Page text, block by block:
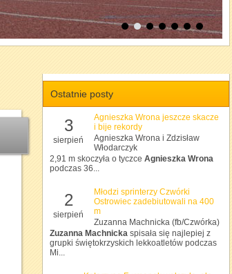
Ostatnie posty
3
sierpień
Agnieszka Wrona jeszcze skacze
i bije rekordy
Agnieszka Wrona i Zdzisław
Włodarczyk
2,91 m skoczyła o tyczce Agnieszka Wrona
podczas 36...
2
sierpień
Młodzi sprinterzy Czwórki
Ostrowiec zadebiutowali na 400
m
Zuzanna Machnicka (fb/Czwórka)
Zuzanna Machnicka spisała się najlepiej z
grupki świętokrzyskich lekkoatletów podczas
Mi...